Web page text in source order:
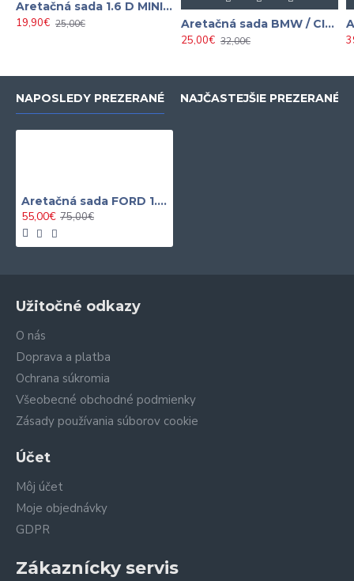
Aretačná sada 1.6 D MINI / PSA NEILSEN
19,90€ 25,00€
Aretačná sada BMW / CITROEN / PEUGEOT 1.4 - 3.0 SATRA
25,00€ 32,00€
NAPOSLEDY PREZERANÉ NAJČASTEJŠIE PREZERANÉ
Aretačná sada FORD 1.25 / 1.4 / 1.6 / 1.8 / 2.0 / 2.2 / 2.3 Benzín a Diesel
55,00€ 75,00€
Užitočné odkazy
O nás
Doprava a platba
Ochrana súkromia
Všeobecné obchodné podmienky
Zásady používania súborov cookie
Účet
Môj účet
Moje objednávky
GDPR
Zákaznícky servis